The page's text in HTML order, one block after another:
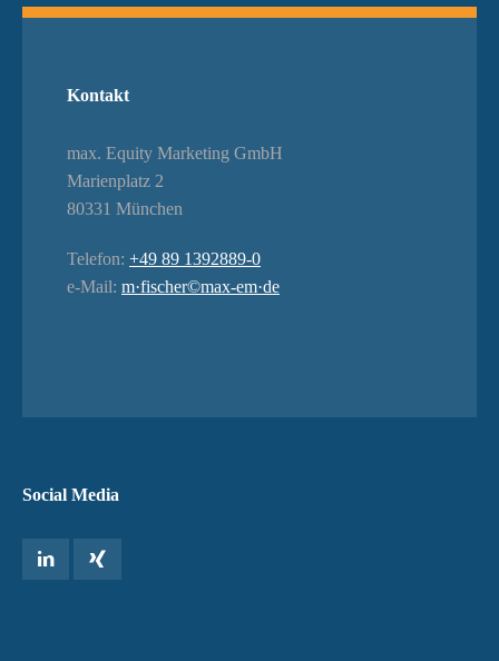
Kontakt
max. Equity Marketing GmbH
Marienplatz 2
80331 München
Telefon: +49 89 1392889-0
e-Mail: m·fischer©max-em·de
Social Media